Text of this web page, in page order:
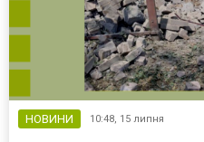
НОВИНИ 10:48, 15 липня